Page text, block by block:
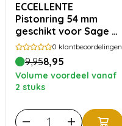
ECCELLENTE
Pistonring 54 mm
geschikt voor Sage &
Breville0 klantbeoordelingen
9,958,95
Volume voordeel vanaf
2 stuks